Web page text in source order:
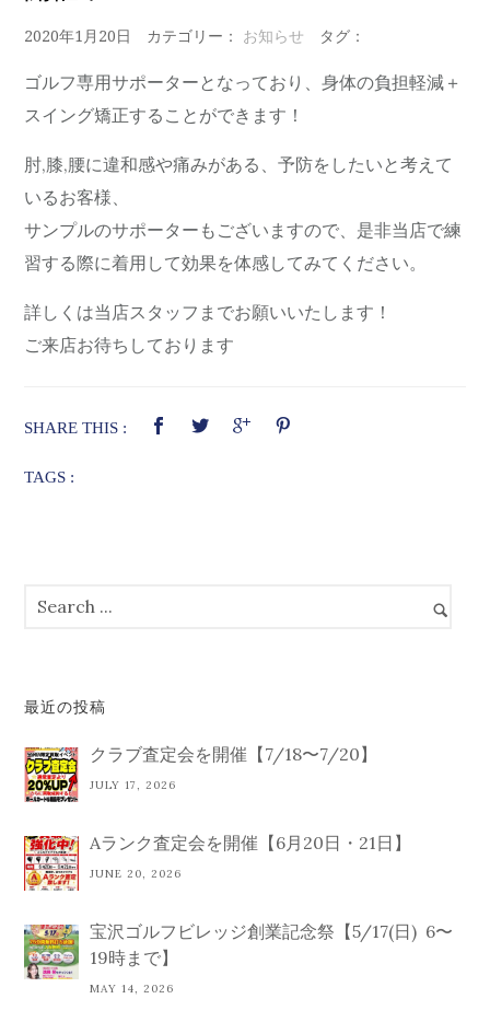
2020年1月20日 カテゴリー： お知らせ タグ：
ゴルフ専用サポーターとなっており、身体の負担軽減＋
スイング矯正することができます！
肘,膝,腰に違和感や痛みがある、予防をしたいと考えて
いるお客様、
サンプルのサポーターもございますので、是非当店で練
習する際に着用して効果を体感してみてください。
詳しくは当店スタッフまでお願いいたします！
ご来店お待ちしております
SHARE THIS :
TAGS :
最近の投稿
クラブ査定会を開催【7/18〜7/20】
JULY 17, 2026
Aランク査定会を開催【6月20日・21日】
JUNE 20, 2026
宝沢ゴルフビレッジ創業記念祭【5/17(日) 6〜
19時まで】
MAY 14, 2026